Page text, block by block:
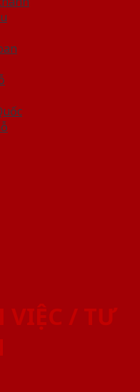
VIỆC / TƯ